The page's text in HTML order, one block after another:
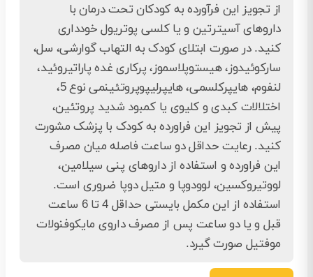
از تجویز این فرآورده به کودکان تحت درمان با
داروهای آسیترتین و یا کلسی پوتریول خودداری
کنید. در صورت ابتلای کودک به التهاب گوارشی، سل،
سارکوئیدوز، هیستوپلاسموز، پرکاری غده پاراتیروئید،
لنفوم، هایپرکلسمی، هایپرلیپوپروتئینمی نوع 5،
اختلالات کبدی و کلیوی یا کمبود شدید پروتئین،
پیش از تجویز این فراورده به کودک با پزشک مشورت
کنید. رعایت حداقل دو ساعت فاصله میان مصرف
این فراورده و استفاده از داروهای پنی سیلامین،
لووتیروکسین، لوودوپا و متیل دوپا ضروری است.
استفاده از این مکمل بایستی حداقل 4 تا 6 ساعت
قبل و یا دو ساعت پس از مصرف داروی مایکوفنولات
موفتیل صورت گیرد.